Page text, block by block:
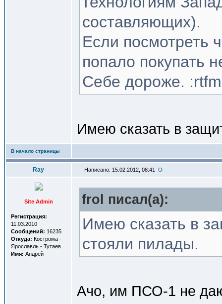
составляющих).
Если посмотреть
попало покупать
Себе дороже.
Имею сказать в
В начало страницы
Ray Написано: 15.02.2012, 08:41
Site Admin
Регистрация:
11.03.2010
Сообщений: 16235
Откуда: Кострома -
Ярославль - Тутаев
Имя: Андрей
frol писал(a):
Имею сказать в
стояли пилады.
Ачо, им ПСО-1 не